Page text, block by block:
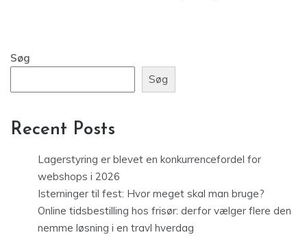
Søg
Søg
Recent Posts
Lagerstyring er blevet en konkurrencefordel for
webshops i 2026
Isterninger til fest: Hvor meget skal man bruge?
Online tidsbestilling hos frisør: derfor vælger flere den
nemme løsning i en travl hverdag